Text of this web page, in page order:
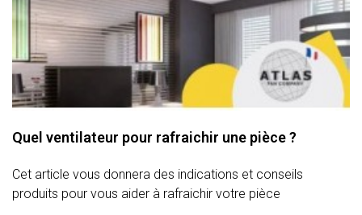
Quel ventilateur pour rafraichir une pièce ?
Cet article vous donnera des indications et conseils
produits pour vous aider à rafraichir votre pièce